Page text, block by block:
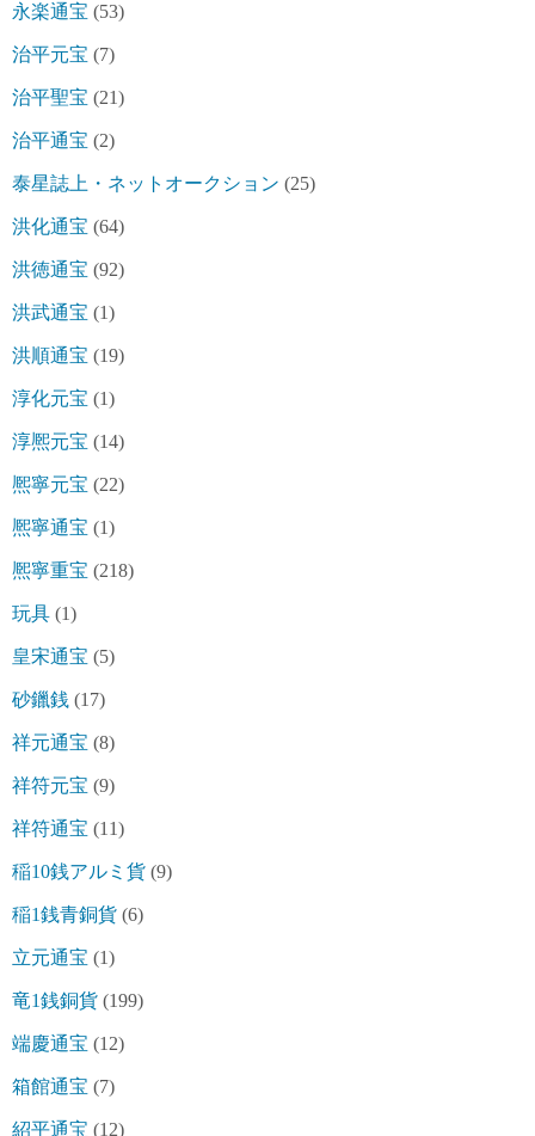
永楽通宝 (53)
治平元宝 (7)
治平聖宝 (21)
治平通宝 (2)
泰星誌上・ネットオークション (25)
洪化通宝 (64)
洪徳通宝 (92)
洪武通宝 (1)
洪順通宝 (19)
淳化元宝 (1)
淳熈元宝 (14)
熈寧元宝 (22)
熈寧通宝 (1)
熈寧重宝 (218)
玩具 (1)
皇宋通宝 (5)
砂鑞銭 (17)
祥元通宝 (8)
祥符元宝 (9)
祥符通宝 (11)
稲10銭アルミ貨 (9)
稲1銭青銅貨 (6)
立元通宝 (1)
竜1銭銅貨 (199)
端慶通宝 (12)
箱館通宝 (7)
紹平通宝 (12)